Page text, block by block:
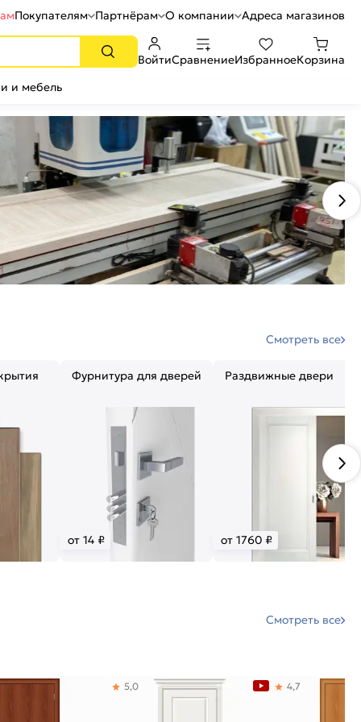
Покупателям Партнёрам О компании Адреса магазинов
ВойтиСравнениеИзбранноеКорзина
и мебель
Смотреть все
Фурнитура для дверей
от 14 ₽
Раздвижные двери
от 1760 ₽
Смотреть все
5,0 4,7